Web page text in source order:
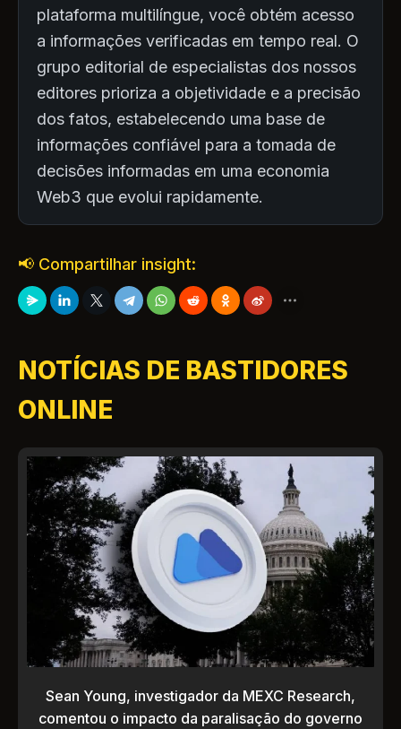
plataforma multilíngue, você obtém acesso
a informações verificadas em tempo real. O
grupo editorial de especialistas dos nossos
editores prioriza a objetividade e a precisão
dos fatos, estabelecendo uma base de
informações confiável para a tomada de
decisões informadas em uma economia
Web3 que evolui rapidamente.
📢 Compartilhar insight:
NOTÍCIAS DE BASTIDORES
ONLINE
Sean Young, investigador da MEXC Research,
comentou o impacto da paralisação do governo